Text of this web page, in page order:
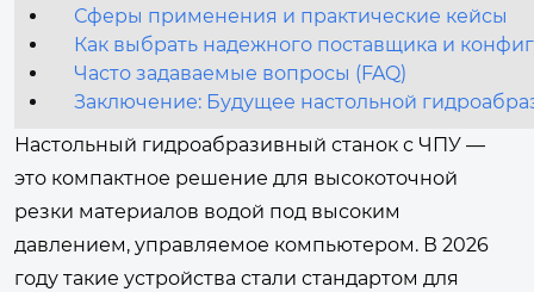
Сферы применения и практические кейсы
Как выбрать надежного поставщика и
Часто задаваемые вопросы (FAQ)
Заключение: Будущее настольной
Настольный гидроабразивный станок с ЧПУ —
это компактное решение для высокоточной
резки материалов водой под высоким
давлением, управляемое компьютером. В 2026
году такие устройства стали стандартом для